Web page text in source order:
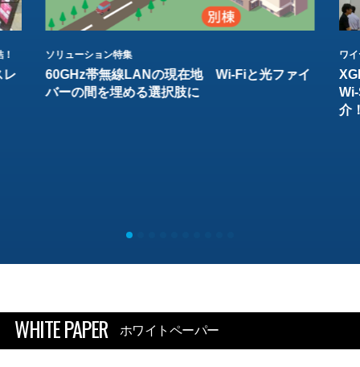
レ
ソリューション特集
60GHz帯無線LANの現在地 Wi-Fiと光ファイ
バーの間を埋める選択肢に
ワ
介
WHITE PAPER ホワイトペーパー